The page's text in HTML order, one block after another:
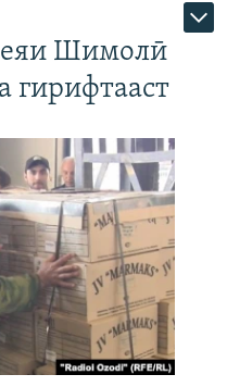
Шимолӣ
гирифтааст